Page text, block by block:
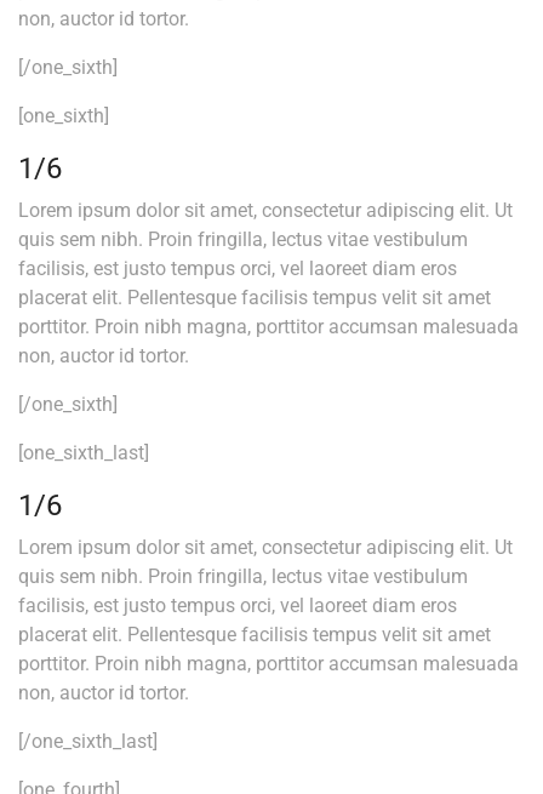
non, auctor id tortor.
[/one_sixth]
[one_sixth]
1/6
Lorem ipsum dolor sit amet, consectetur adipiscing elit. Ut
quis sem nibh. Proin fringilla, lectus vitae vestibulum
facilisis, est justo tempus orci, vel laoreet diam eros
placerat elit. Pellentesque facilisis tempus velit sit amet
porttitor. Proin nibh magna, porttitor accumsan malesuada
non, auctor id tortor.
[/one_sixth]
[one_sixth_last]
1/6
Lorem ipsum dolor sit amet, consectetur adipiscing elit. Ut
quis sem nibh. Proin fringilla, lectus vitae vestibulum
facilisis, est justo tempus orci, vel laoreet diam eros
placerat elit. Pellentesque facilisis tempus velit sit amet
porttitor. Proin nibh magna, porttitor accumsan malesuada
non, auctor id tortor.
[/one_sixth_last]